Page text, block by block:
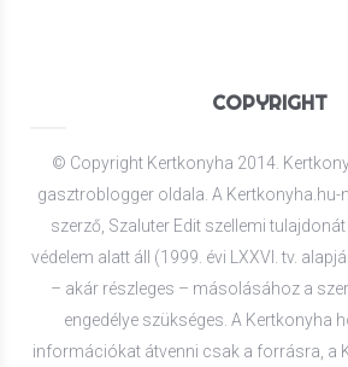
COPYRIGHT
© Copyright Kertkonyha 2014.
gasztroblogger oldala. A
szerző, Szaluter Edit szellemi
védelem alatt áll (1999. évi LXXVI. tv.
– akár részleges – másolásához a
engedélye szükséges. A Kertkonyha
információkat átvenni csak a forrásra, a